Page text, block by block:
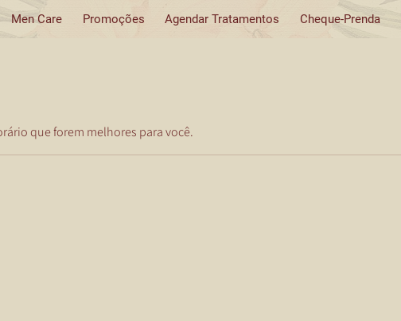
Men Care Promoções Agendar Tratamentos Cheque-Prenda
que forem melhores para você.